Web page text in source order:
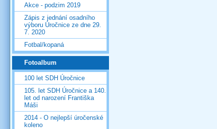
Akce - podzim 2019
Zápis z jednání osadního
výboru Úročnice ze dne 29.
7. 2020
Fotbal/kopaná
Fotoalbum
100 let SDH Úročnice
105. let SDH Úročnice a 140.
let od narození Františka
Máši
2014 - O nejlepší úročenské
koleno